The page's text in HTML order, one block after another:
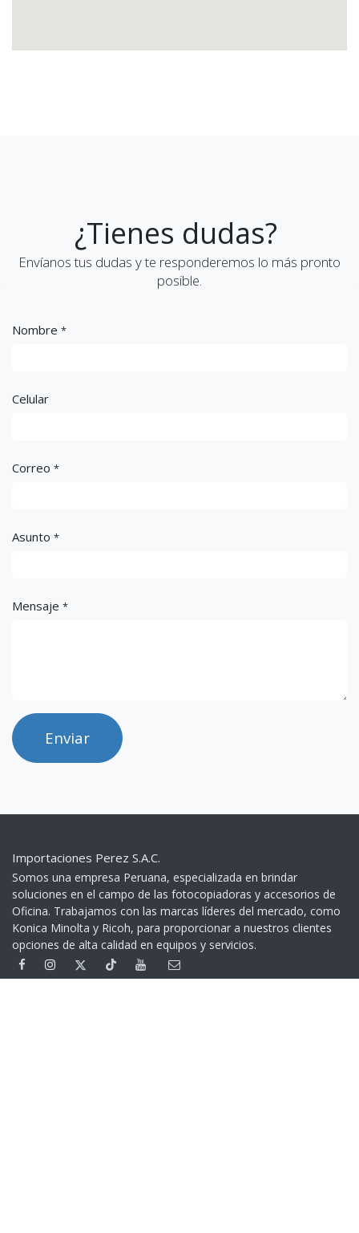
¿Tienes dudas?
Envíanos tus dudas y te responderemos lo más pronto
posible.
Nombre *
Celular
Correo *
Asunto *
Mensaje *
Enviar
Importaciones Perez S.A.C.
Somos una empresa Peruana, especializada en brindar
soluciones en el campo de las fotocopiadoras y accesorios de
Oficina. Trabajamos con las marcas líderes del mercado, como
Konica Minolta y Ricoh, para proporcionar a nuestros clientes
opciones de alta calidad en equipos y servicios.​